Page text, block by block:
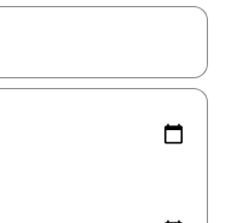
看，或通过点击或滑动手势